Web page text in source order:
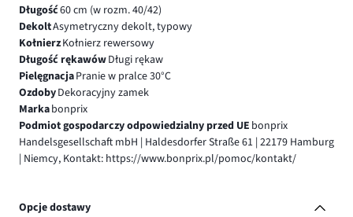
Długość60 cm (w rozm. 40/42)
DekoltAsymetryczny dekolt, typowy
KołnierzKołnierz rewersowy
Długość rękawówDługi rękaw
PielęgnacjaPranie w pralce 30°C
OzdobyDekoracyjny zamek
Markabonprix
Podmiot gospodarczy odpowiedzialny przed UE bonprix
Handelsgesellschaft mbH | Haldesdorfer Straße 61 | 22179 Hamburg
| Niemcy, Kontakt: https://www.bonprix.pl/pomoc/kontakt/
Opcje dostawy